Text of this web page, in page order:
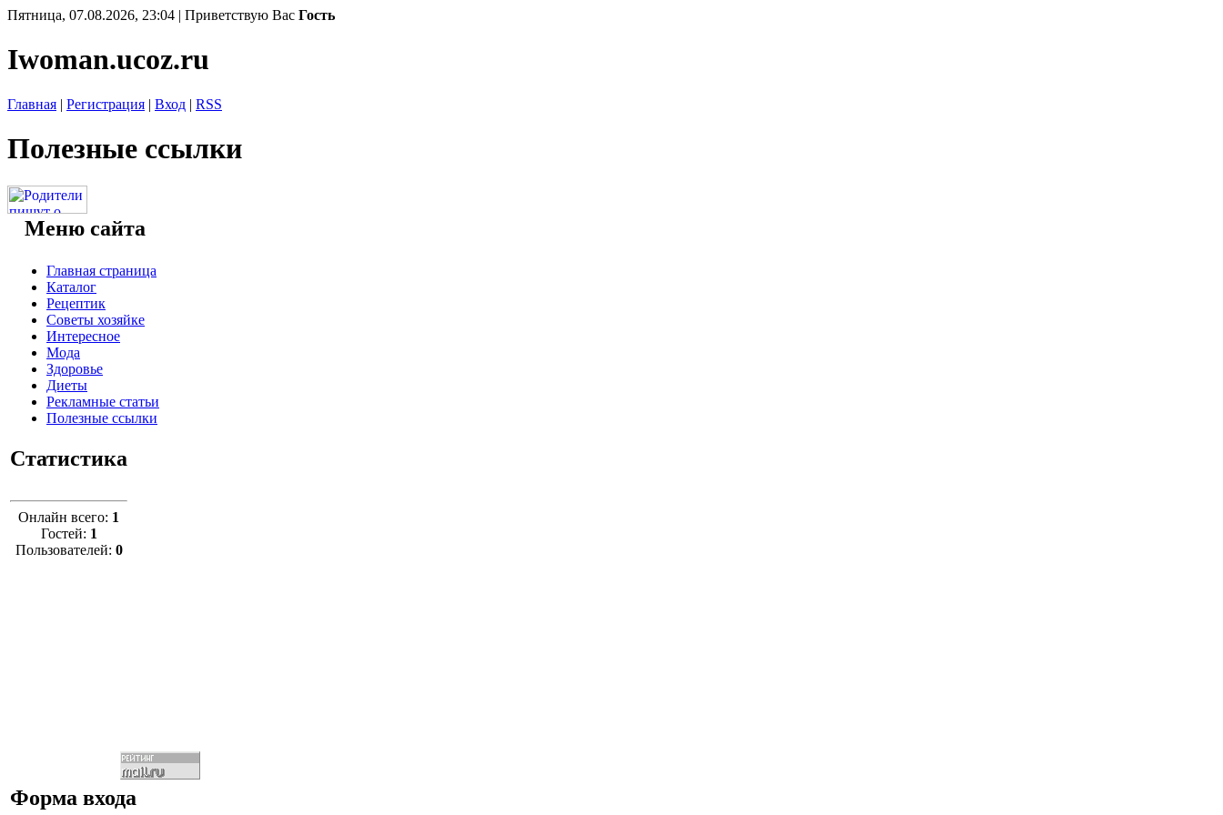
Пятница, 07.08.2026, 23:04 | Приветствую Вас Гость
Iwoman.ucoz.ru
Главная | Регистрация | Вход | RSS
Полезные ссылки
Меню сайта
Главная страница
Каталог
Рецептик
Советы хозяйке
Интересное
Мода
Здоровье
Диеты
Рекламные статьи
Полезные ссылки
Статистика
Онлайн всего: 1
Гостей: 1
Пользователей: 0
Форма входа